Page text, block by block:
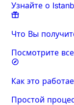
Узнайте о
Что Вы
Посмотрите
Как это
Простой